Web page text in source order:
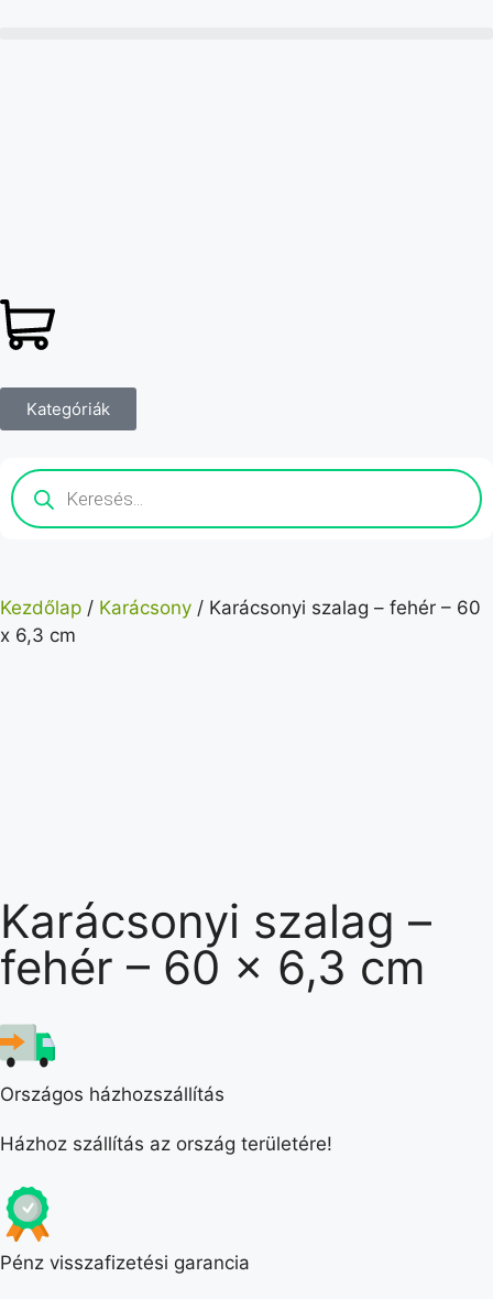
Kategóriák
Kezdőlap / Karácsony / Karácsonyi szalag – fehér – 60
x 6,3 cm
Karácsonyi szalag –
fehér – 60 x 6,3 cm
Országos házhozszállítás
Házhoz szállítás az ország területére!
Pénz visszafizetési garancia